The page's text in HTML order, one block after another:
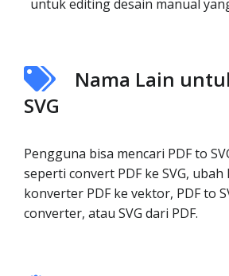
untuk editing desain manual
Nama Lain
SVG
Pengguna bisa mencari PDF to
seperti convert PDF ke SVG, ubah
konverter PDF ke vektor, PDF to
converter, atau SVG dari PDF.